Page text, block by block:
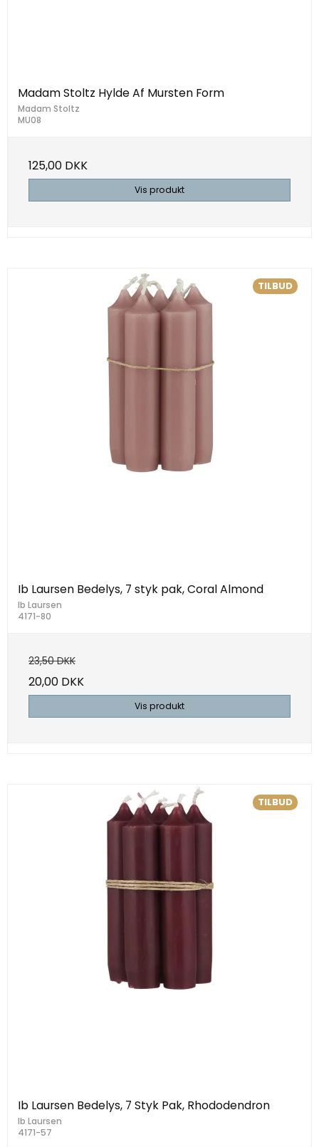
Madam Stoltz Hylde Af Mursten Form
Madam Stoltz
MU08
125,00 DKK
Vis produkt
TILBUD
Ib Laursen Bedelys, 7 styk pak, Coral Almond
Ib Laursen
4171-80
23,50 DKK
20,00 DKK
Vis produkt
TILBUD
Ib Laursen Bedelys, 7 Styk Pak, Rhododendron
Ib Laursen
4171-57